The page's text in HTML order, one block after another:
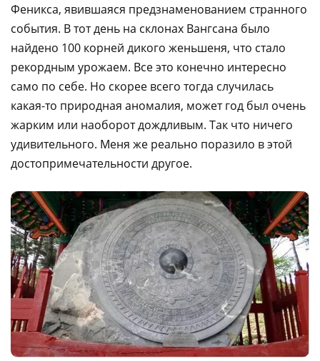
Феникса, явившаяся предзнаменованием странного
события. В тот день на склонах Вангсана было
найдено 100 корней дикого женьшеня, что стало
рекордным урожаем. Все это конечно интересно
само по себе. Но скорее всего тогда случилась
какая-то природная аномалия, может год был очень
жарким или наоборот дождливым. Так что ничего
удивительного. Меня же реально поразило в этой
достопримечательности другое.